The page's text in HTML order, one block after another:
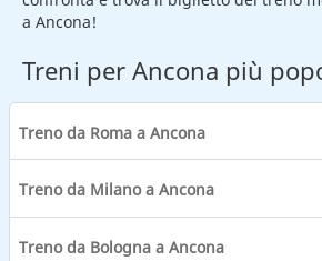
a Ancona!
Treni per Ancona più
Treno da Roma a Ancona
Treno da Milano a Ancona
Treno da Bologna a Ancona